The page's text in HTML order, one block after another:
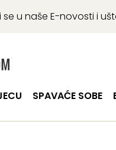
se u naše E-novosti i
SPAVAĆE SOBE